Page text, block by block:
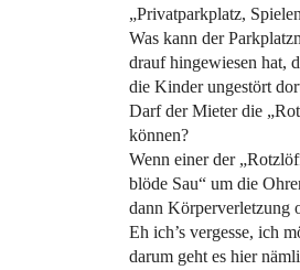
„Privatparkplatz,
Was kann der
drauf hingewiesen hat,
die Kinder ungestört
Darf der Mieter die
können?
Wenn einer der
blöde Sau“ um die
dann Körperverletzung
Eh ich’s vergesse, ich
darum geht es hier